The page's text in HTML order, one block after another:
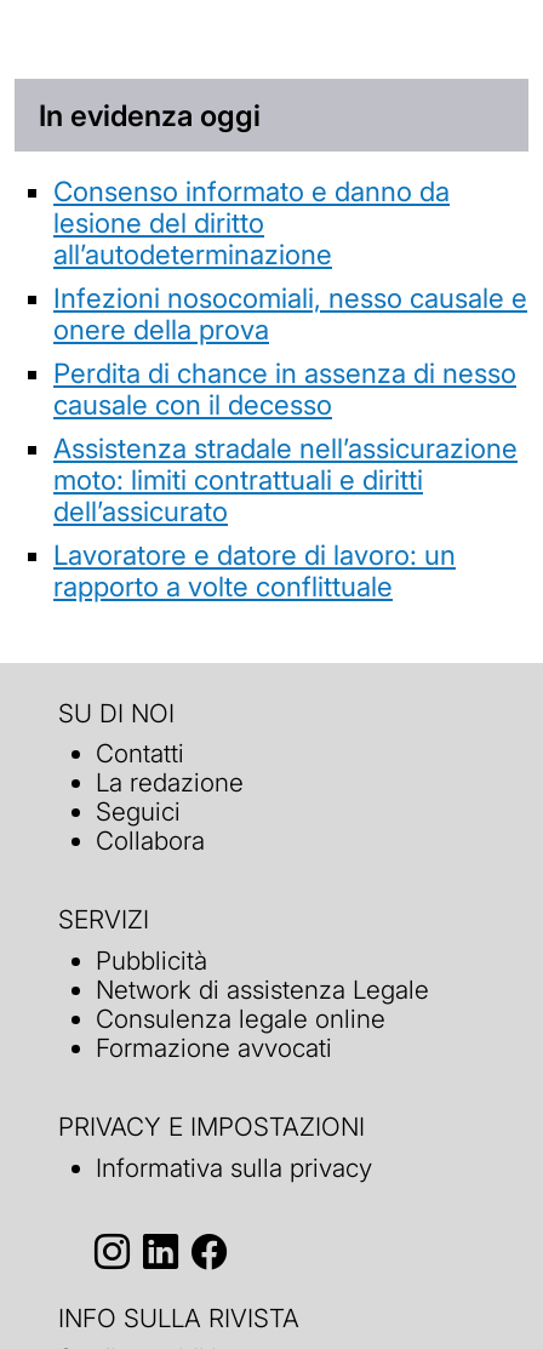
In evidenza oggi
Consenso informato e danno da
lesione del diritto
all’autodeterminazione
Infezioni nosocomiali, nesso causale e
onere della prova
Perdita di chance in assenza di nesso
causale con il decesso
Assistenza stradale nell’assicurazione
moto: limiti contrattuali e diritti
dell’assicurato
Lavoratore e datore di lavoro: un
rapporto a volte conflittuale
SU DI NOI
Contatti
La redazione
Seguici
Collabora
SERVIZI
Pubblicità
Network di assistenza Legale
Consulenza legale online
Formazione avvocati
PRIVACY E IMPOSTAZIONI
Informativa sulla privacy
INFO SULLA RIVISTA